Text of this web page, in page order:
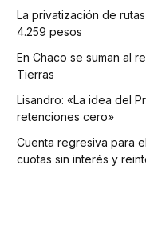
La privatización de
4.259 pesos
En Chaco se suman al
Tierras
Lisandro: «La idea del
retenciones cero»
Cuenta regresiva para
cuotas sin interés y